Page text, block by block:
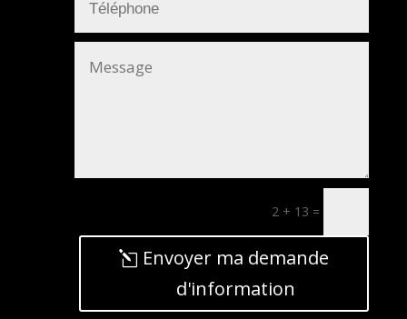
2 + 13 =
Envoyer ma demande
d'information